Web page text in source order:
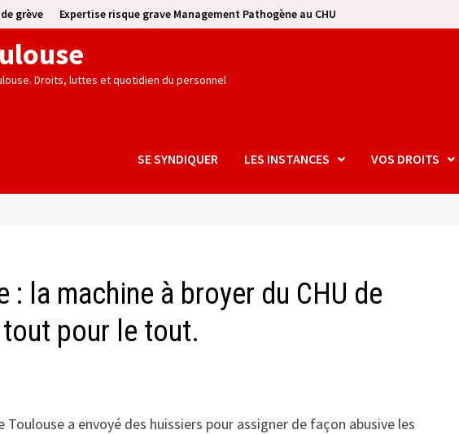
grève Expertise risque grave Management Pathogène au CHU
Droits, luttes et quotidien du personnel
SE SYNDIQUER LES INSTANCES VOS DROITS
: la machine à broyer du CHU de
pour le tout.
Toulouse a envoyé des huissiers pour assigner de façon abusive les